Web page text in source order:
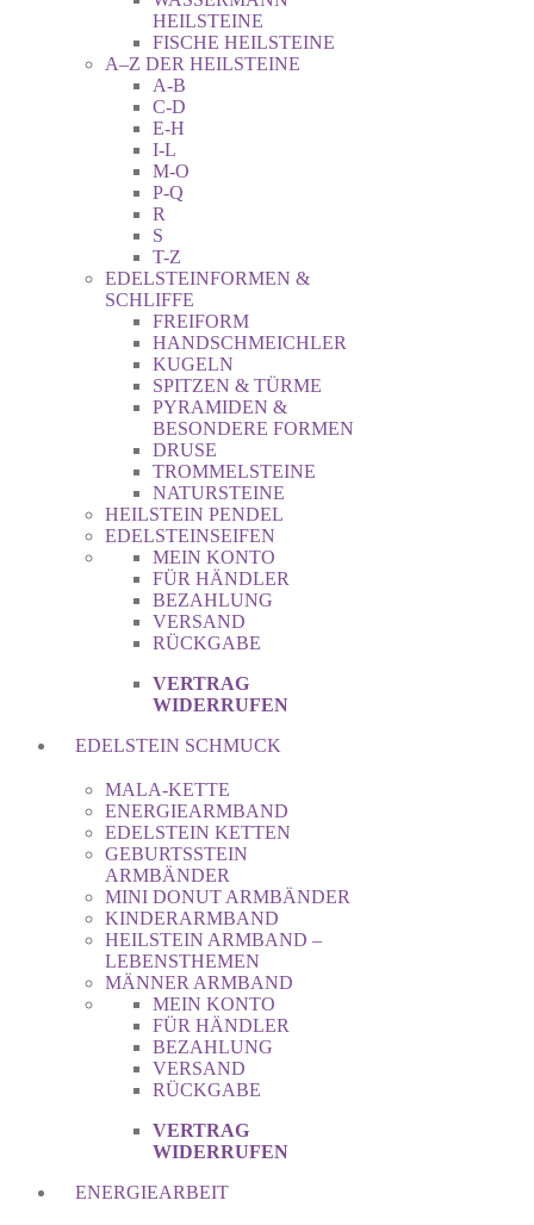
HEILSTEINE
FISCHE HEILSTEINE
A–Z DER HEILSTEINE
A-B
C-D
E-H
I-L
M-O
P-Q
R
S
T-Z
EDELSTEINFORMEN &
SCHLIFFE
FREIFORM
HANDSCHMEICHLER
KUGELN
SPITZEN & TÜRME
PYRAMIDEN &
BESONDERE FORMEN
DRUSE
TROMMELSTEINE
NATURSTEINE
HEILSTEIN PENDEL
EDELSTEINSEIFEN
MEIN KONTO
FÜR HÄNDLER
BEZAHLUNG
VERSAND
RÜCKGABE
VERTRAG
WIDERRUFEN
EDELSTEIN SCHMUCK
MALA-KETTE
ENERGIEARMBAND
EDELSTEIN KETTEN
GEBURTSSTEIN
ARMBÄNDER
MINI DONUT ARMBÄNDER
KINDERARMBAND
HEILSTEIN ARMBAND –
LEBENSTHEMEN
MÄNNER ARMBAND
MEIN KONTO
FÜR HÄNDLER
BEZAHLUNG
VERSAND
RÜCKGABE
VERTRAG
WIDERRUFEN
ENERGIEARBEIT